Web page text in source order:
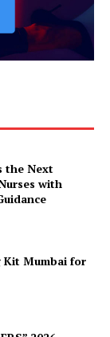
the Next
with
Kit Mumbai for